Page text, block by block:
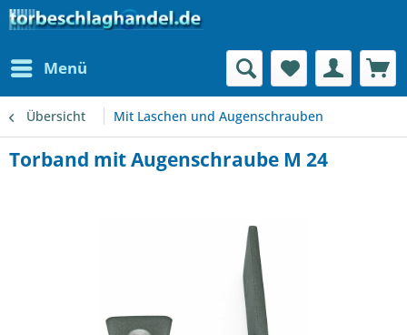
Menü
Übersicht Mit Laschen und Augenschrauben
Torband mit Augenschraube M 24